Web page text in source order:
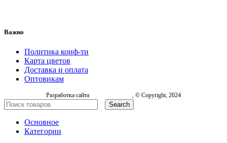
Важно
Политика конф-ти
Карта цветов
Доставка и оплата
Оптовикам
Разработка сайта , © Copyright, 2024
Search
Основное
Категории